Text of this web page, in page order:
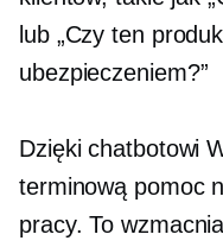
lub „Czy ten
ubezpieczeniem?”
Dzięki chatbotowi
terminową pomoc
pracy. To